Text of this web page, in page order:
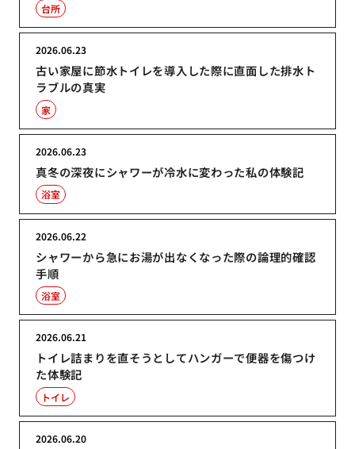
台所
古い家屋に節水トイレを導入した際に直面した排水ト
ラブルの真実
2026.06.23
家
真冬の深夜にシャワーが冷水に変わった私の体験記
2026.06.23
浴室
シャワーから急にお湯が出なくなった際の論理的確認
手順
2026.06.22
浴室
トイレ詰まりを直そうとしてハンガーで便器を傷つけ
た体験記
2026.06.21
トイレ
2026.06.20